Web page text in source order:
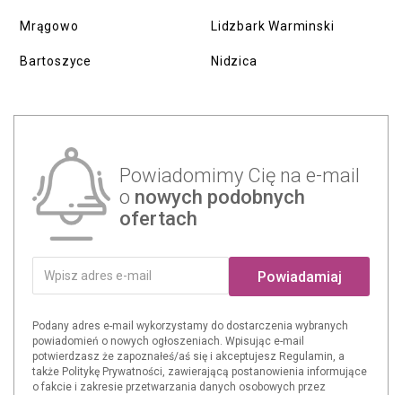
Mrągowo
Bartoszyce
Lidzbark Warminski
Nidzica
Powiadomimy Cię na e-mail
o nowych podobnych
ofertach
Powiadamiaj
Podany adres e-mail wykorzystamy do dostarczenia wybranych
powiadomień o nowych ogłoszeniach. Wpisując e-mail
potwierdzasz że zapoznałeś/aś się i akceptujesz Regulamin, a
także Politykę Prywatności, zawierającą postanowienia informujące
o fakcie i zakresie przetwarzania danych osobowych przez